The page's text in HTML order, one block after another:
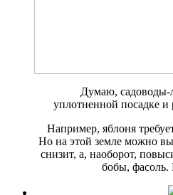
Думаю, садоводы-
уплотненной посадке и
Например, яблоня
Но на этой земле можно
снизит, а, наоборот,
бобы, фасоль.